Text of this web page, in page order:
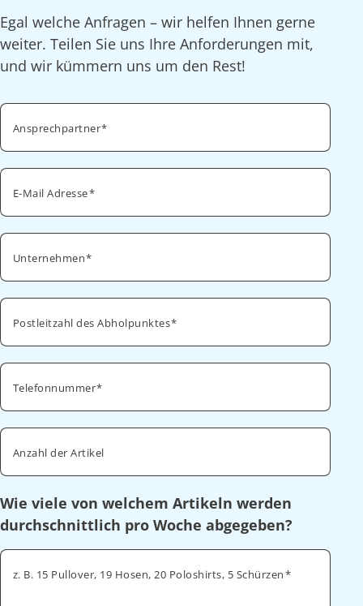
Egal welche Anfragen – wir helfen Ihnen gerne
weiter. Teilen Sie uns Ihre Anforderungen mit,
und wir kümmern uns um den Rest!
Ansprechpartner
E-Mail Adresse
Unternehmen
Postleitzahl des Abholpunktes
Telefonnummer
Anzahl der Artikel
Wie viele von welchem Artikeln werden
durchschnittlich pro Woche abgegeben?
z. B. 15 Pullover, 19 Hosen, 20 Poloshirts, 5 Schürzen